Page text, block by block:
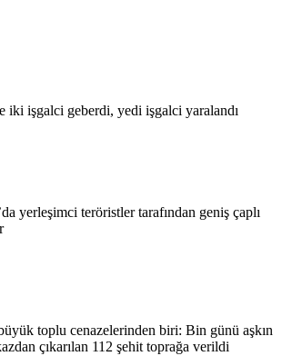
iki işgalci geberdi, yedi işgalci yaralandı
yerleşimci teröristler tarafından geniş çaplı
toplu cenazelerinden biri: Bin günü aşkın
çıkarılan 112 şehit toprağa verildi